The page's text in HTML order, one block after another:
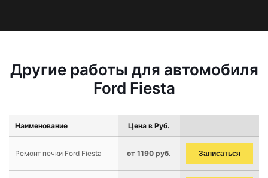
Другие работы для автомобиля
Ford Fiesta
Наименование Цена в Руб.
Ремонт печки Ford Fiesta от 1190 руб. Записаться